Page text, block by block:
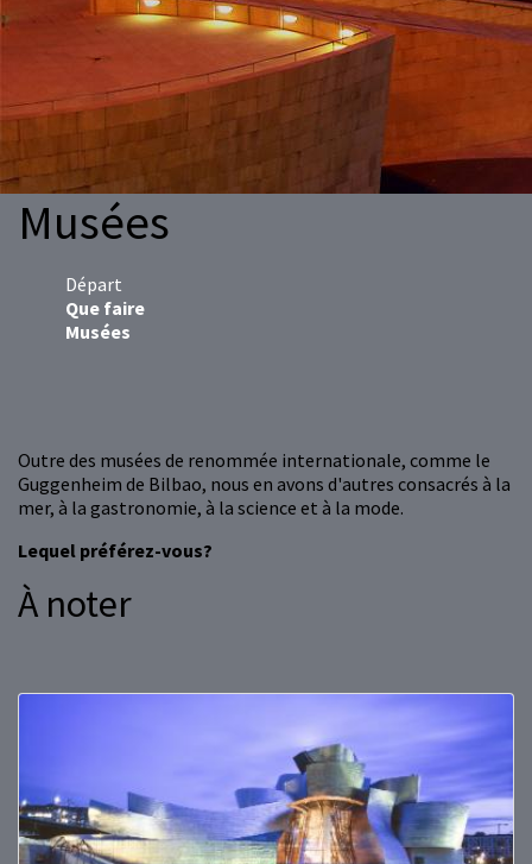
Musées
Départ
Que faire
Musées
Outre des musées de renommée internationale, comme le
Guggenheim de Bilbao, nous en avons d'autres consacrés à la
mer, à la gastronomie, à la science et à la mode.
Lequel préférez-vous?
À noter